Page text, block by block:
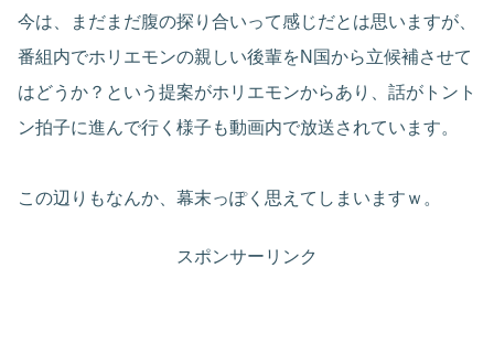
今は、まだまだ腹の探り合いって感じだとは思いますが、
番組内でホリエモンの親しい後輩をN国から立候補させて
はどうか？という提案がホリエモンからあり、話がトント
ン拍子に進んで行く様子も動画内で放送されています。
この辺りもなんか、幕末っぽく思えてしまいますｗ。
スポンサーリンク